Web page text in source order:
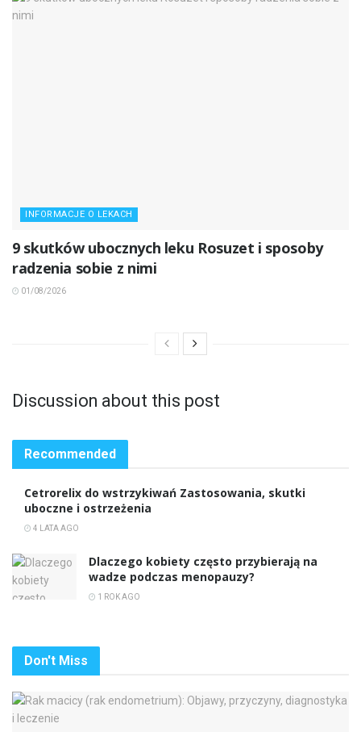
INFORMACJE O LEKACH
9 skutków ubocznych leku Rosuzet i sposoby
radzenia sobie z nimi
01/08/2026
Discussion about this post
Recommended
Cetrorelix do wstrzykiwań Zastosowania, skutki
uboczne i ostrzeżenia
4 LATA AGO
Dlaczego kobiety często przybierają na
wadze podczas menopauzy?
1 ROK AGO
Don't Miss